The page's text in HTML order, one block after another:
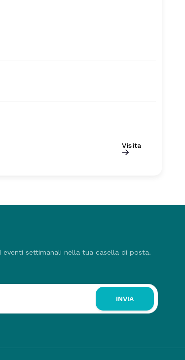
Visita
settimanali nella tua casella di posta.
INVIA